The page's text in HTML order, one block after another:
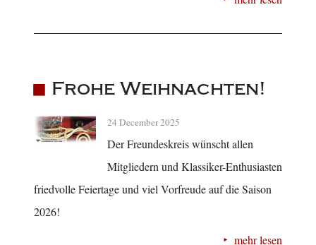
Frohe Weihnachten!
24 December 2025
Der Freundeskreis wünscht allen
Mitgliedern und Klassiker-Enthusiasten
friedvolle Feiertage und viel Vorfreude auf die Saison
2026!
mehr lesen